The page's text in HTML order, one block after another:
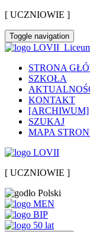
[ UCZNIOWIE ]
Toggle navigation
STRONA
SZKOŁA
KONTAKT
[ARCHIWUM]
SZUKAJ
MAPA
[ UCZNIOWIE ]